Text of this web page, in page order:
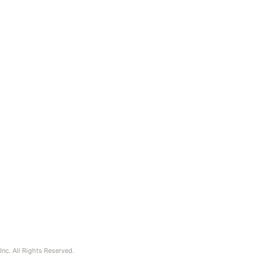
All Rights Reserved.